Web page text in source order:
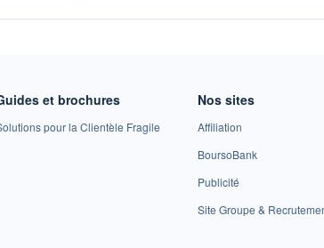
et brochures
pour la Clientèle Fragile
Nos sites
Affiliation
BoursoBank
Publicité
Site Groupe &